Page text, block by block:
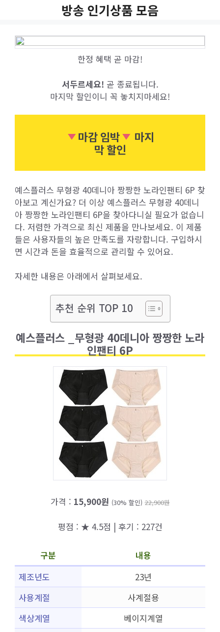
방송 인기상품 모음
한정 혜택 곧 마감!
서두르세요! 곧 종료됩니다.
마지막 할인이니 꼭 놓치지마세요!
마감 임박
마지
막 할인
예스플러스 무형광 40데니아 짱짱한 노라인팬티 6P 찾
아보고 계신가요? 더 이상 예스플러스 무형광 40데니
아 짱짱한 노라인팬티 6P을 찾아다니실 필요가 없습니
다. 저렴한 가격으로 최신 제품을 만나보세요. 이 제품
들은 사용자들의 높은 만족도를 자랑합니다. 구입하시
면 시간과 돈을 효율적으로 관리할 수 있어요.
자세한 내용은 아래에서 살펴보세요.
추천 순위 TOP 10
예스플러스 _무형광 40데니아 짱짱한 노라
인팬티 6P
가격 : 15,900원 (30% 할인) 22,900원
평점 : ★ 4.5점 | 후기 : 227건
구분
내용
제조년도
23년
사용계절
사계절용
색상계열
베이지계열